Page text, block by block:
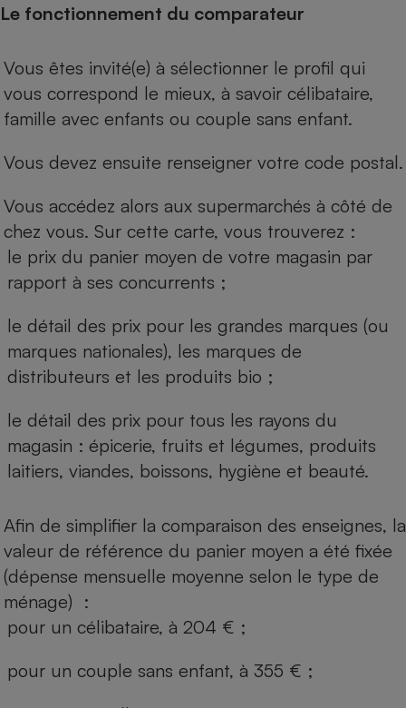
Le fonctionnement du comparateur
Vous êtes invité(e) à sélectionner le profil qui
vous correspond le mieux, à savoir célibataire,
famille avec enfants ou couple sans enfant.
Vous devez ensuite renseigner votre code postal.
Vous accédez alors aux supermarchés à côté de
chez vous. Sur cette carte, vous trouverez :
le prix du panier moyen de votre magasin par
rapport à ses concurrents ;
le détail des prix pour les grandes marques (ou
marques nationales), les marques de
distributeurs et les produits bio ;
le détail des prix pour tous les rayons du
magasin : épicerie, fruits et légumes, produits
laitiers, viandes, boissons, hygiène et beauté.
Afin de simplifier la comparaison des enseignes, la
valeur de référence du panier moyen a été fixée
(dépense mensuelle moyenne selon le type de
ménage) :
pour un célibataire, à 204 € ;
pour un couple sans enfant, à 355 € ;